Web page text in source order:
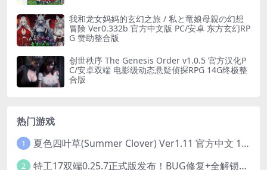
我和龙女妈妈的玄幻之旅 / 私と竜娘母親の幻想
冒険 Ver0.332b 官方中文版 PC/安卓 东方玄幻RP
G 赞助整合版
创世秩序 The Genesis Order v1.0.5 官方汉化P
C/安卓双端 电影级动态悬疑侦探RPG 14G终极整
合版
热门游戏
1 夏色四叶草(Summer Clover) Ver1.11 官方中文 1+4.35G 全CG 有CV 百度盘版本
2 特工17双端0.25.7正式版发布！BUG修复+全解锁存档+赞助码合集（安卓/PC/中文/动态）